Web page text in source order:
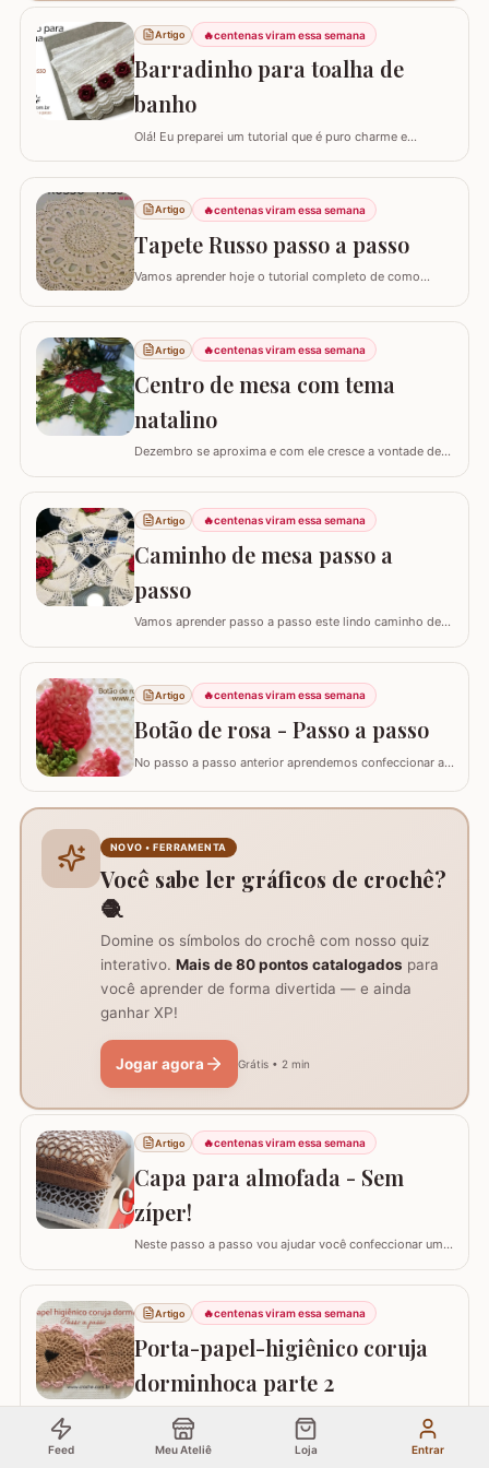
Artigo 🔥centenas viram essa semana
Barradinho para toalha de
banho
Olá! Eu preparei um tutorial que é puro charme e
como confeccionar um Barradinho para Toalha de
Banho ou Toalha de Rosto passo a passo. Esse
trabalho transforma uma peça simples em um item de
decoração de luxo, ideal para presentear ou para…
Artigo 🔥centenas viram essa semana
Tapete Russo passo a passo
Vamos aprender hoje o tutorial completo de como
detalhes e texturas, não é difícil de fazer; as imagens e
os textos detalhando cada fase vão facilitar muito o seu
trabalho. Confeccionado originalmente…
Artigo 🔥centenas viram essa semana
Centro de mesa com tema
natalino
Dezembro se aproxima e com ele cresce a vontade de
festas de fim de ano. Hoje, vamos aprender como
confeccionar um belíssimo Centrinho de Mesa Natalino,
utilizando a Flor Hibisco como peça central. Este
trabalho é surpreendentemente simples de…
Artigo 🔥centenas viram essa semana
Caminho de mesa passo a
passo
Vamos aprender passo a passo este lindo caminho de
Sauberlich Crochêt. Utilizei fio Duna e flor Camélia Fio
Duna Branco 8001 (4 novelos de 340m ou 8 de 140m)
Fio Duna Vermelho 3542 (1 novelo de 340m) Fio Duna
Verde 9392 (apenas para as folhas)…
Artigo 🔥centenas viram essa semana
Botão de rosa - Passo a passo
No passo a passo anterior aprendemos confeccionar a
grupo Viciadas em crochê. Fiz o passo a passo com
algumas poucas diferenças e também para auxil
NOVO • FERRAMENTA
Você sabe ler gráficos de crochê?
🧶
Domine os símbolos do crochê com nosso quiz
interativo. Mais de 80 pontos catalogados para
você aprender de forma divertida — e ainda
ganhar XP!
Jogar agora Grátis • 2 min
Artigo 🔥centenas viram essa semana
Capa para almofada - Sem
zíper!
Neste passo a passo vou ajudar você confeccionar uma
fechar. Ela é toda feita apenas em crochê mas, não
vamos abrir mão da praticidade de tirar a capa quando
precisar lavar. Utilizei o fio Barroco Maxcolor nº6 da
Círculo Produtos. Fio 100%…
Artigo 🔥centenas viram essa semana
Porta-papel-higiênico coruja
dorminhoca parte 2
No tutorial de hoje, vamos aprender o passo a passo
detalhado para confeccionar o PORTA-PAPEL-
HIGIÊNICO CORUJA DORMINHOCA. Esta peça é
Feed Meu Ateliê Loja Entrar